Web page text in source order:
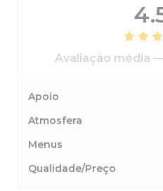
Avaliação média
Apoio
Atmosfera
Menus
Qualidade/Preço